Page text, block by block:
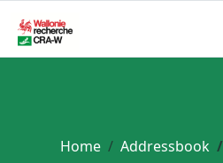
Home Addressbook